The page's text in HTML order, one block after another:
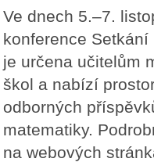
Ve dnech 5.–7.
konference
je určena učitelům
škol a nabízí
odborných
matematiky.
na webových